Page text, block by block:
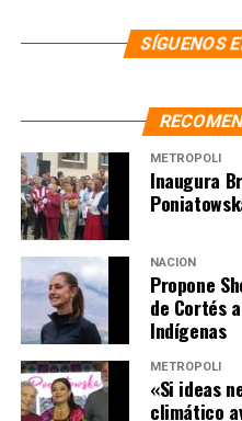
SÍGUENOS
METRÓPOLI
Inaugura
NACIÓN
Propone
de Cortés
Indígenas
METRÓPOLI
«Si ideas
climático